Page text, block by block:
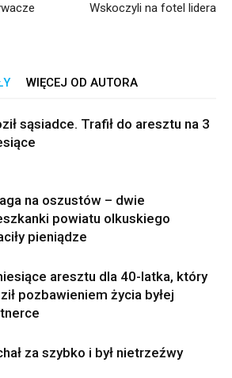
Wskoczyli na fotel lidera
WIĘCEJ OD AUTORA
sąsiadce. Trafił do aresztu na 3
na oszustów – dwie
powiatu olkuskiego
pieniądze
aresztu dla 40-latka, który
pozbawieniem życia byłej
za szybko i był nietrzeźwy